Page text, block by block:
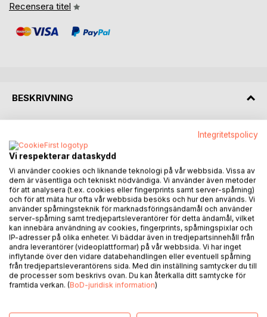
Recensera titel
BESKRIVNING
Innovation och utmaningar i ett nytt energisystem - En
guide för en proaktiv elnätverksamhet är en praktisk guide
för elnätchefer och andra chefer i energikoncerner och
elnätföretag som måste hantera utmaningarna med den
stora energiomställningen som är resultatet av ett mer
elektrifierat samhälle. Boken är fokuserad på
distributionsnätets roll i övergången till en mer hållbar
energiframtid. Det är elnätverksamhetens operativa
funktion och effektivitet som beskrivs med praktiska
exempel och konkreta råd och inte tekniska instruktioner
eller beskrivningar. Syftet är att underlätta det
paradigmskifte som distributionsnätet därmed genomgår,
från en reaktiv och passiv transportör av el från stora
Integritetspolicy
Vi respekterar dataskydd
Vi använder cookies och liknande teknologi på vår webbsida. Vissa av
dem är väsentliga och tekniskt nödvändiga. Vi använder även metoder
för att analysera (t.ex. cookies eller fingerprints samt server-spårning)
och för att mäta hur ofta vår webbsida besöks och hur den används. Vi
använder spårningsteknik för marknadsföringsändamål och använder
server-spårning samt tredjepartsleverantörer för detta ändamål, vilket
kan innebära användning av cookies, fingerprints, spårningspixlar och
IP-adresser på olika enheter. Vi bäddar även in tredjepartsinnehåll från
andra leverantörer (videoplattformar) på vår webbsida. Vi har inget
inflytande över den vidare databehandlingen eller eventuell spårning
från tredjepartsleverantörens sida. Med din inställning samtycker du till
de processer som beskrivs ovan. Du kan återkalla ditt samtycke för
framtida verkan. (BoD-juridisk information)